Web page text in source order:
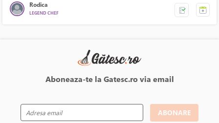
Rodica
LEGEND CHEF
Aboneaza-te la Gatesc.ro via email
ABONARE